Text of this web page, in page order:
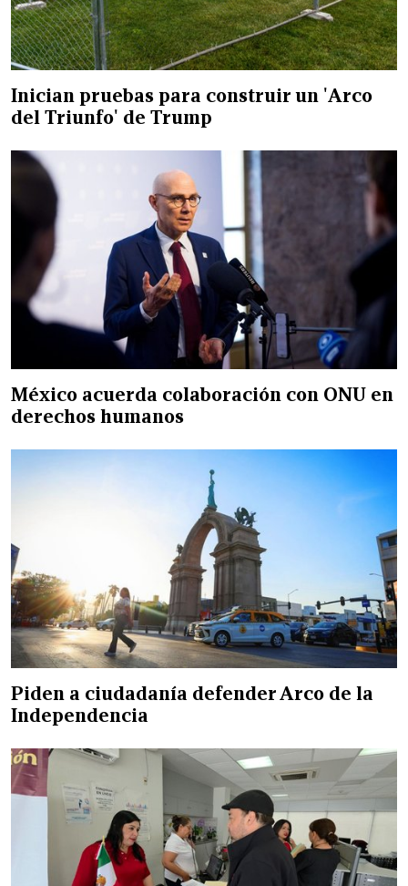
Inician pruebas para construir un 'Arco
del Triunfo' de Trump
México acuerda colaboración con ONU en
derechos humanos
Piden a ciudadanía defender Arco de la
Independencia